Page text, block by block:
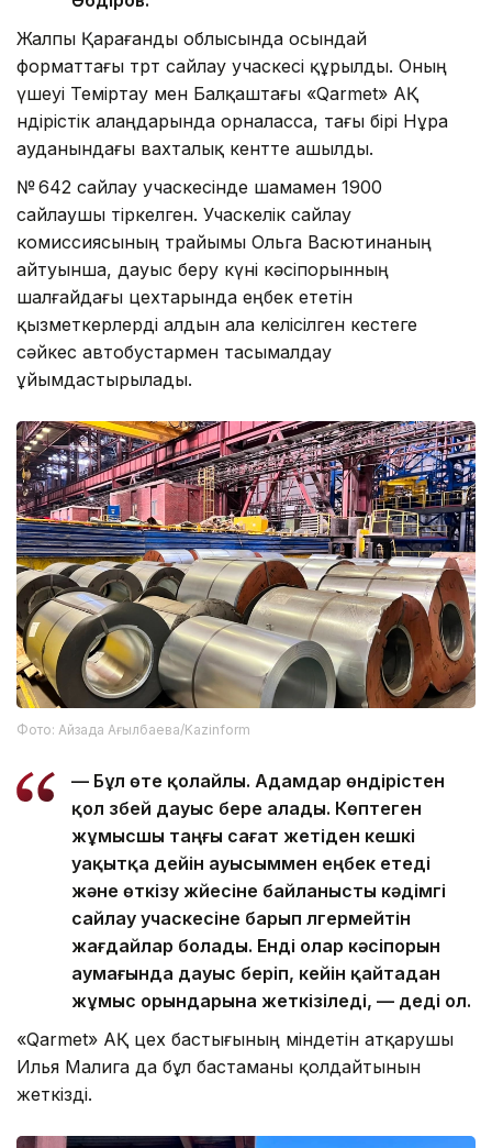
Жалпы Қарағанды облысында осындай
форматтағы төрт сайлау учаскесі құрылды. Оның
үшеуі Теміртау мен Балқаштағы «Qarmet» АҚ
өндірістік алаңдарында орналасса, тағы бірі Нұра
ауданындағы вахталық кентте ашылды.
№ 642 сайлау учаскесінде шамамен 1900
сайлаушы тіркелген. Учаскелік сайлау
комиссиясының төрайымы Ольга Васютинаның
айтуынша, дауыс беру күні кәсіпорынның
шалғайдағы цехтарында еңбек ететін
қызметкерлерді алдын ала келісілген кестеге
сәйкес автобустармен тасымалдау
ұйымдастырылады.
Фото: Айзада Ағылбаева/Kazinform
— Бұл өте қолайлы. Адамдар өндірістен
қол үзбей дауыс бере алады. Көптеген
жұмысшы таңғы сағат жетіден кешкі
уақытқа дейін ауысыммен еңбек етеді
және өткізу жүйесіне байланысты кәдімгі
сайлау учаскесіне барып үлгермейтін
жағдайлар болады. Енді олар кәсіпорын
аумағында дауыс беріп, кейін қайтадан
жұмыс орындарына жеткізіледі, — деді ол.
«Qarmet» АҚ цех бастығының міндетін атқарушы
Илья Малига да бұл бастаманы қолдайтынын
жеткізді.